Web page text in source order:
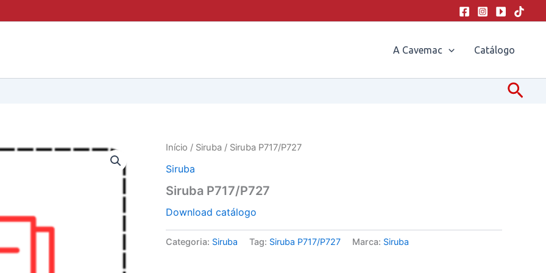
A Cavemac Catálogo
Início / Siruba / Siruba P717/P727
Siruba
Siruba P717/P727
Download catálogo
Categoria: Siruba Tag: Siruba P717/P727 Marca: Siruba